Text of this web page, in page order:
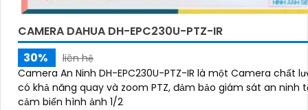
CAMERA DAHUA DH-EPC230U-PTZ-IR
30%
liên hệ
Camera An Ninh DH-EPC230U-PTZ-IR là một Camera chất
có khả năng quay và zoom PTZ, đảm bảo giám sát an ninh tối
cảm biến hình ảnh 1/2